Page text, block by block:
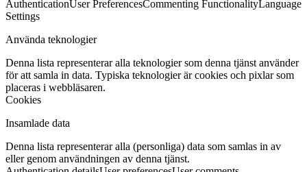
AuthenticationUser PreferencesCommenting FunctionalityLanguage
Settings
Använda teknologier
Denna lista representerar alla teknologier som denna tjänst använder
för att samla in data. Typiska teknologier är cookies och pixlar som
placeras i webbläsaren.
Cookies
Insamlade data
Denna lista representerar alla (personliga) data som samlas in av
eller genom användningen av denna tjänst.